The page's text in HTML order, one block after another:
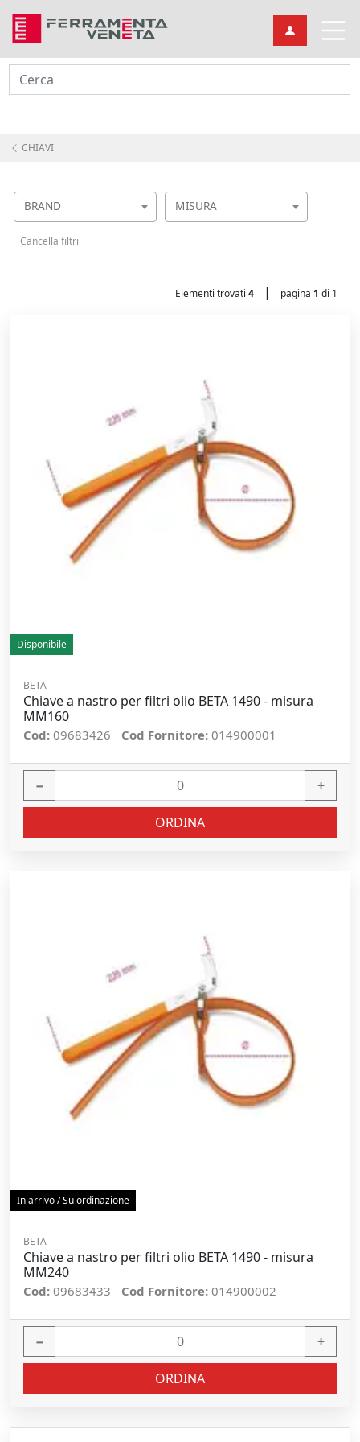
Cerca
CHIAVI
BRAND MISURA
Cancella filtri
Elementi trovati 4 | pagina 1 di 1
Disponibile
BETA
Chiave a nastro per filtri olio BETA 1490 - misura
MM160
Cod: 09683426 Cod Fornitore: 014900001
− +
ORDINA
In arrivo / Su ordinazione
BETA
Chiave a nastro per filtri olio BETA 1490 - misura
MM240
Cod: 09683433 Cod Fornitore: 014900002
− +
ORDINA